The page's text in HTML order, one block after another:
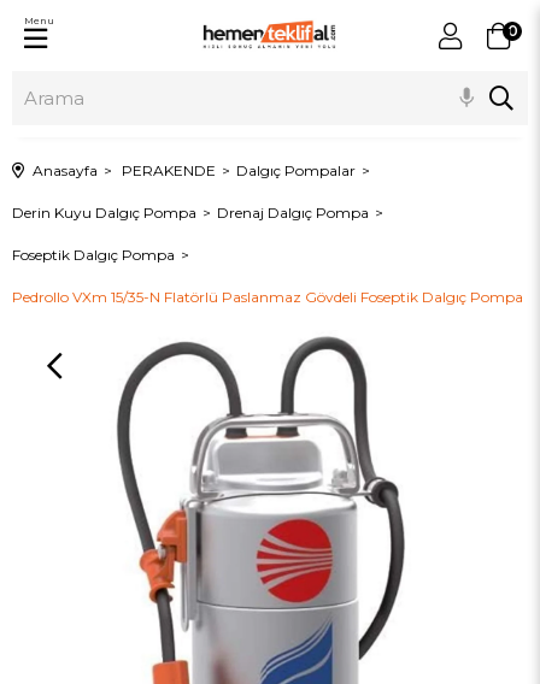
0
Menu
Anasayfa PERAKENDE Dalgıç Pompalar
Derin Kuyu Dalgıç Pompa Drenaj Dalgıç Pompa
Foseptik Dalgıç Pompa
Pedrollo VXm 15/35-N Flatörlü Paslanmaz Gövdeli Foseptik Dalgıç Pompa